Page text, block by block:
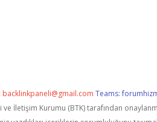
backlinkpaneli@gmail.com Teams:
ve İletişim Kurumu (BTK) tarafından